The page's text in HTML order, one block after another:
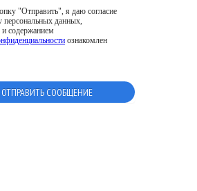
"Отправить", я даю согласие
персональных данных,
содержанием
ознакомлен